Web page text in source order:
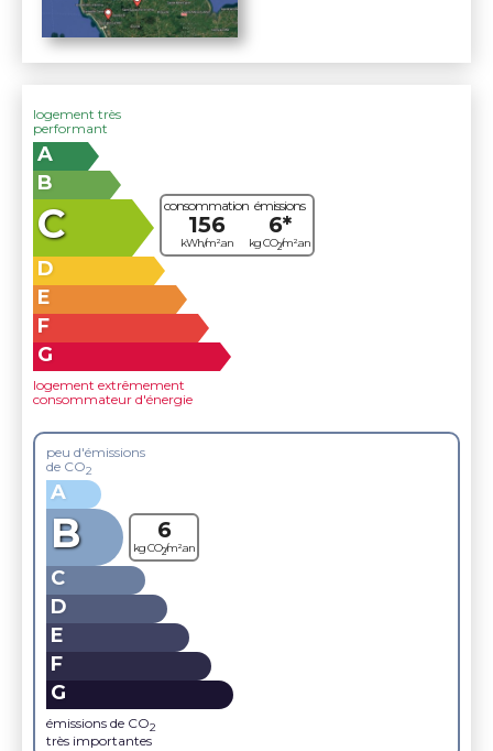
consommation
156
kWh/m².an
émissions
6*
kg CO2/m².an
logement très
performant
A
B
C
D
E
F
G
logement extrêmement
consommateur d'énergie
6
kg CO2/m².an
peu d'émissions
de CO2
A
B
C
D
E
F
G
émissions de CO2
très importantes